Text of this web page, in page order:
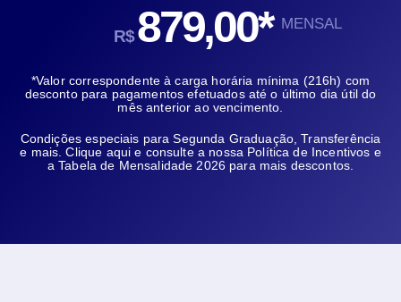
R$879,00* MENSAL
*Valor correspondente à carga horária mínima (216h) com
desconto para pagamentos efetuados até o último dia útil do
mês anterior ao vencimento.
Condições especiais para Segunda Graduação, Transferência
e mais.Clique aqui e consulte a nossa Política de Incentivos e
a Tabela de Mensalidade 2026 para mais descontos.